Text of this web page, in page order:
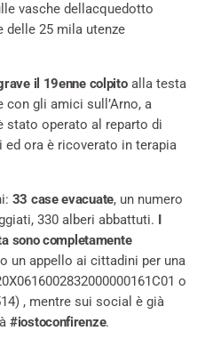
vasche dellacquedotto
delle 25 mila utenze
il 19enne colpitoalla testa
con gli amici sull’Arno, a
stato operato al reparto di
ed ora è ricoverato in terapia
33 case evacuate, un numero
330 alberi abbattuti. I
sono completamente
un appello ai cittadini per una
o
, mentre sui social è già
#iostoconfirenze.